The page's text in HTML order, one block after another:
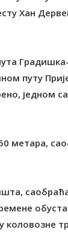
Хан
путу
једном
метара,
коловозне